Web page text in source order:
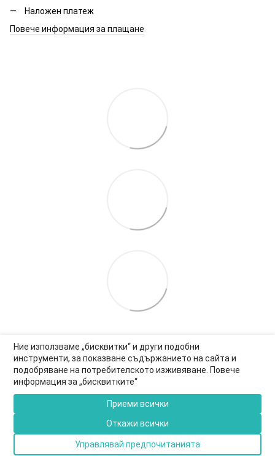
Ние използваме „бисквитки“ и други подобни
инструменти, за показване съдържанието на сайта и
подобряване на потребителското изживяване. Повече
информация за „бисквитките“
Приеми всички
Откажи всички
Управлявай предпочитанията
Наложен платеж
Повече информация за плащане
0877-550-990
Информация за връзка